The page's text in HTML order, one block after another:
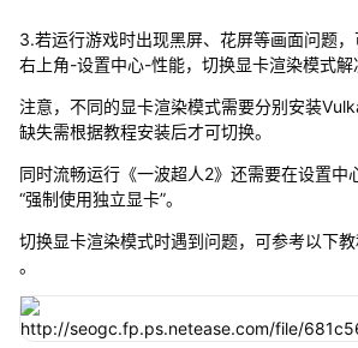
3.若运行游戏时出现黑屏、花屏等画面问题
右上角-设置中心-性能，切换显卡渲染模式解
注意，不同的显卡渲染模式需要分别安装
缺失需根据教程安装后才可切换。
同时流畅运行《一波超人2》还需要在设置中
“强制使用独立显卡”。
切换显卡渲染模式时遇到问题，可参考以下
。